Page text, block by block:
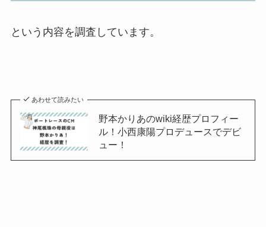
という内容を調査しています。
あわせて読みたい
野本かりあのwiki経歴プロフィー
ル！小西康陽プロデュースでデビ
ュー！